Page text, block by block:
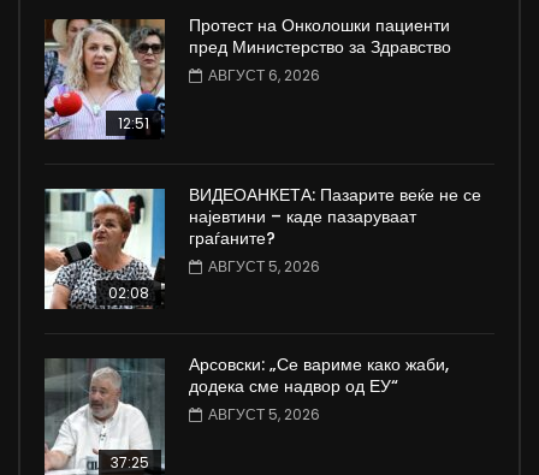
12:51
Протест на Онколошки пациенти
пред Министерство за Здравство
АВГУСТ 6, 2026
02:08
ВИДЕОАНКЕТА: Пазарите веќе не се
најевтини – каде пазаруваат
граѓаните?
АВГУСТ 5, 2026
37:25
Арсовски: „Се вариме како жаби,
додека сме надвор од ЕУ“
АВГУСТ 5, 2026